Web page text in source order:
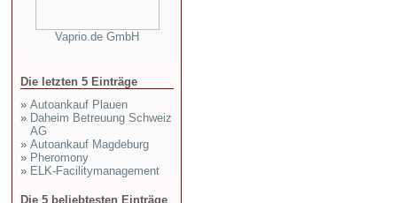
Vaprio.de GmbH
Die letzten 5 Einträge
» Autoankauf Plauen
» Daheim Betreuung Schweiz
AG
» Autoankauf Magdeburg
» Pheromony
» ELK-Facilitymanagement
Die 5 beliebtesten Einträge